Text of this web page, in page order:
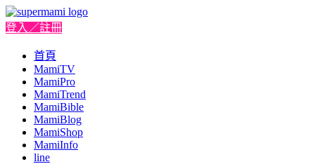
登入／註冊
首頁
MamiTV
MamiPro
MamiTrend
MamiBible
MamiBlog
MamiShop
MamiInfo
line